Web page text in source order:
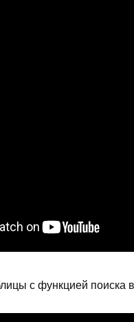
с функцией поиска